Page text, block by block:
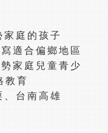
庭的孩子
適合偏鄉地區
家庭兒童青少
教育
、台南高雄